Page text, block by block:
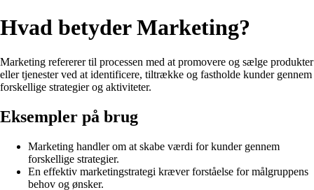
Hvad betyder Marketing?
Marketing refererer til processen med at promovere og sælge produkter
eller tjenester ved at identificere, tiltrække og fastholde kunder gennem
forskellige strategier og aktiviteter.
Eksempler på brug
Marketing handler om at skabe værdi for kunder gennem
forskellige strategier.
En effektiv marketingstrategi kræver forståelse for målgruppens
behov og ønsker.